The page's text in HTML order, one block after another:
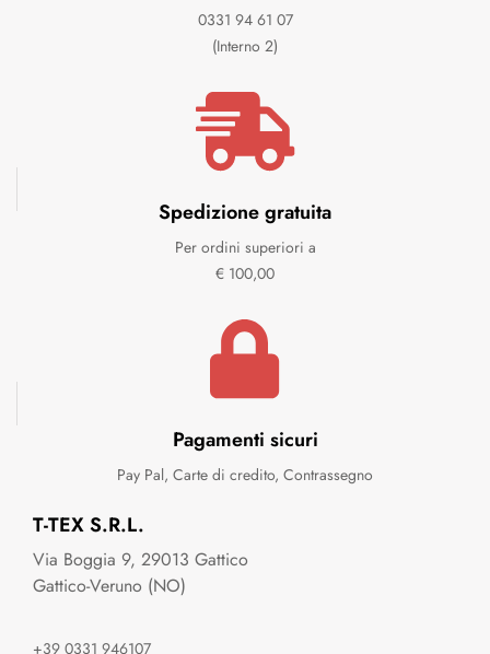
0331 94 61 07
(Interno 2)
Spedizione gratuita
Per ordini superiori a
€ 100,00
Pagamenti sicuri
Pay Pal, Carte di credito, Contrassegno
T-TEX S.R.L.
Via Boggia 9, 29013 Gattico
Gattico-Veruno (NO)
+39 0331 946107